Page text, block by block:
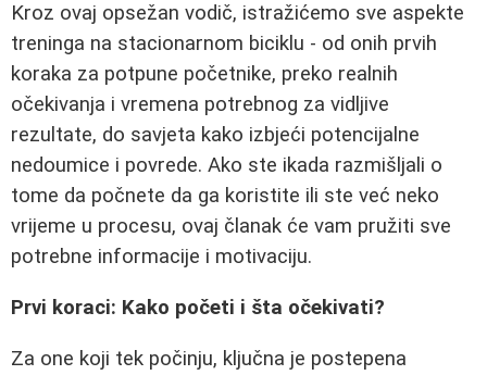
Kroz ovaj opsežan vodič, istražićemo sve aspekte
treninga na stacionarnom biciklu - od onih prvih
koraka za potpune početnike, preko realnih
očekivanja i vremena potrebnog za vidljive
rezultate, do savjeta kako izbjeći potencijalne
nedoumice i povrede. Ako ste ikada razmišljali o
tome da počnete da ga koristite ili ste već neko
vrijeme u procesu, ovaj članak će vam pružiti sve
potrebne informacije i motivaciju.
Prvi koraci: Kako početi i šta očekivati?
Za one koji tek počinju, ključna je postepena